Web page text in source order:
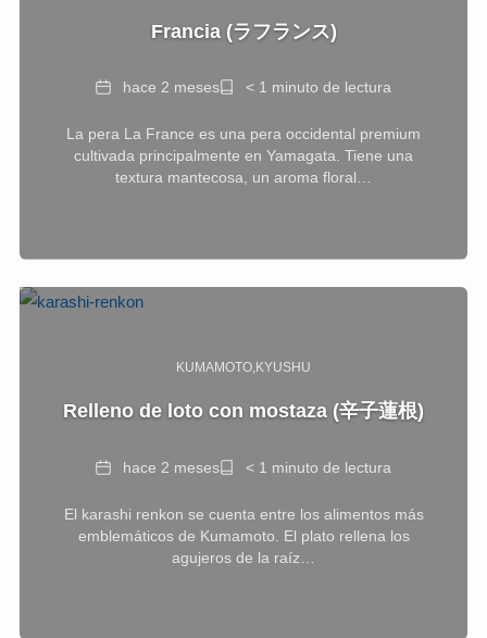
Francia (ラフランス)
Fechahace 2 mesesTiempo
lectura
< 1 minuto de lectura
La pera La France es una pera occidental premium
cultivada principalmente en Yamagata. Tiene una
textura mantecosa, un aroma floral…
KUMAMOTO KYUSHU
Relleno de loto con mostaza (辛子蓮根)
Fechahace 2 mesesTiempo< 1 minuto de lectura
El karashi renkon se cuenta entre los alimentos más
emblemáticos de Kumamoto. El plato rellena los
agujeros de la raíz…